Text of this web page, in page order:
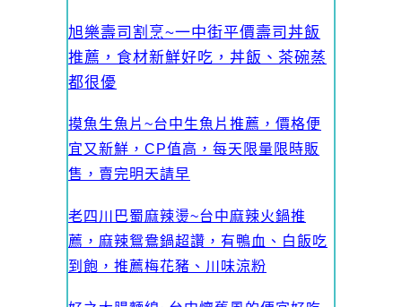
旭樂壽司割烹~一中街平價壽司丼飯
推薦，食材新鮮好吃，丼飯、茶碗蒸
都很優
摸魚生魚片~台中生魚片推薦，價格便
宜又新鮮，CP值高，每天限量限時販
售，賣完明天請早
老四川巴蜀麻辣燙~台中麻辣火鍋推
薦，麻辣鴛鴦鍋超讚，有鴨血、白飯吃
到飽，推薦梅花豬、川味涼粉